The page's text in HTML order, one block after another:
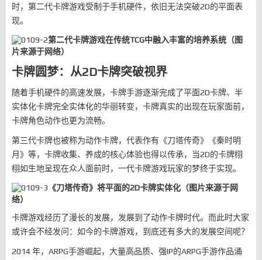
时，第二代卡牌游戏受制于手机硬件，依旧无法突破2D的平面表
现。
第二代卡牌游戏在传统TCG中融入丰富的培养系统（图
片来源于网络）
卡牌圆梦：从2D卡牌突破视界
随着手机硬件的高速发展，卡牌手游逐渐完成了平面2D卡牌、半
实体化卡牌完全实体化的华丽转变，卡牌真实的出现在玩家面前，
卡牌角色动作也更为流畅。
第三代卡牌也被称为动作卡牌，代表作有《刀塔传奇》《秦时明
月》等，卡牌收集、养成的核心体验也得以传承，当2D的卡牌栩
栩如生地呈现在众人面前时，一代卡牌游戏玩家的梦终于实现。
《刀塔传奇》将平面的2D卡牌实体化（图片来源于网
络）
卡牌游戏经历了漫长的发展，发展到了动作卡牌时代。而此时大家
或许会不经发问：如今的卡牌游戏，到底还有多大的发展空间呢？
2014 年，ARPG手游崛起，大量高品质、强IP的ARPG手游作品涌